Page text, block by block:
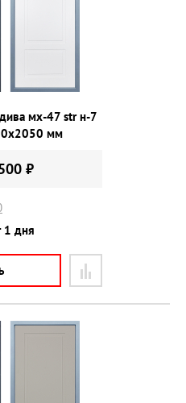
мх-47 str н-7
мм
₽
1 дня